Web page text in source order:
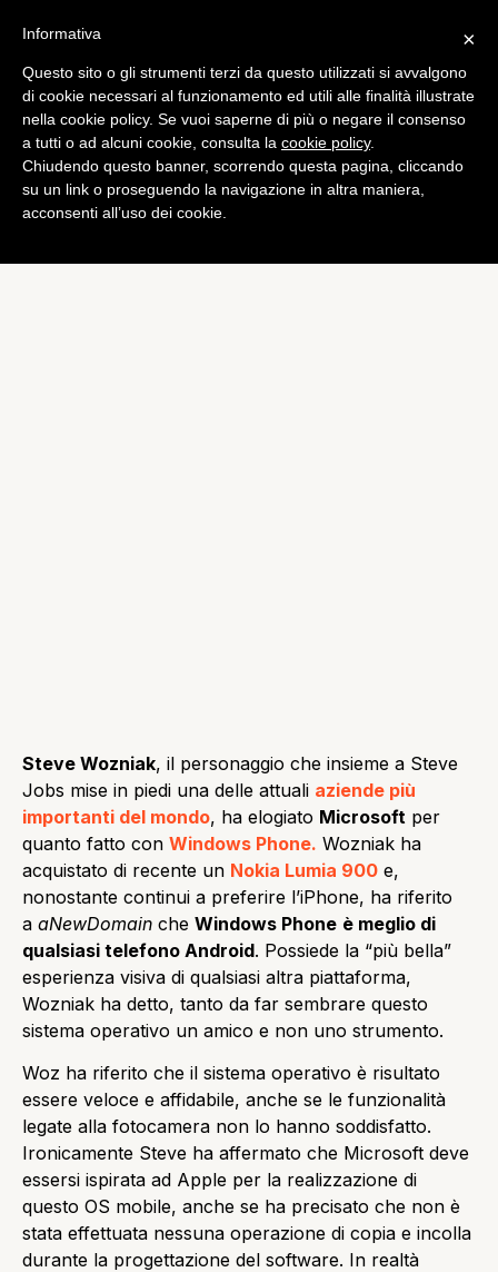
Tech
Steve Wozniak: il co-
fondatore Apple elogia
Windows Phone
diAlessandro Moretti
Steve Wozniak, il personaggio che insieme a Steve
Jobs mise in piedi una delle attuali aziende più
importanti del mondo, ha elogiato Microsoft per
quanto fatto con Windows Phone. Wozniak ha
acquistato di recente un Nokia Lumia 900 e,
nonostante continui a preferire l’iPhone, ha riferito
a aNewDomain che Windows Phone è meglio di
qualsiasi telefono Android. Possiede la “più bella”
esperienza visiva di qualsiasi altra piattaforma,
Wozniak ha detto, tanto da far sembrare questo
sistema operativo un amico e non uno strumento.
Woz ha riferito che il sistema operativo è risultato
essere veloce e affidabile, anche se le funzionalità
legate alla fotocamera non lo hanno soddisfatto.
Ironicamente Steve ha affermato che Microsoft deve
essersi ispirata ad Apple per la realizzazione di
questo OS mobile, anche se ha precisato che non è
stata effettuata nessuna operazione di copia e incolla
durante la progettazione del software. In realtà
×
Informativa
Questo sito o gli strumenti terzi da questo utilizzati si avvalgono
di cookie necessari al funzionamento ed utili alle finalità illustrate
nella cookie policy. Se vuoi saperne di più o negare il consenso
a tutti o ad alcuni cookie, consulta la cookie policy.
Chiudendo questo banner, scorrendo questa pagina, cliccando
su un link o proseguendo la navigazione in altra maniera,
acconsenti all’uso dei cookie.